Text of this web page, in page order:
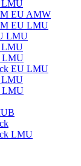
LMU
EU AMW
EU LMU
LMU
LMU
LMU
EU LMU
LMU
LMU
LMU